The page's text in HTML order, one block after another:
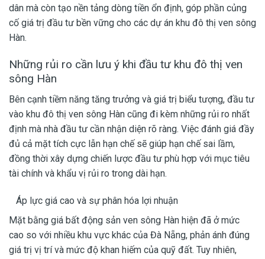
dân mà còn tạo nền tảng dòng tiền ổn định, góp phần củng
cố giá trị đầu tư bền vững cho các dự án khu đô thị ven sông
Hàn.
Những rủi ro cần lưu ý khi đầu tư khu đô thị ven
sông Hàn
Bên cạnh tiềm năng tăng trưởng và giá trị biểu tượng, đầu tư
vào khu đô thị ven sông Hàn cũng đi kèm những rủi ro nhất
định mà nhà đầu tư cần nhận diện rõ ràng. Việc đánh giá đầy
đủ cả mặt tích cực lẫn hạn chế sẽ giúp hạn chế sai lầm,
đồng thời xây dựng chiến lược đầu tư phù hợp với mục tiêu
tài chính và khẩu vị rủi ro trong dài hạn.
Áp lực giá cao và sự phân hóa lợi nhuận
Mặt bằng giá bất động sản ven sông Hàn hiện đã ở mức
cao so với nhiều khu vực khác của Đà Nẵng, phản ánh đúng
giá trị vị trí và mức độ khan hiếm của quỹ đất. Tuy nhiên,